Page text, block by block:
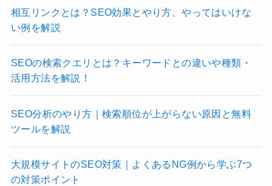
相互リンクとは？SEO効果とやり方、やってはいけな
い例を解説
SEOの検索クエリとは？キーワードとの違いや種類・
活用方法を解説！
SEO分析のやり方｜検索順位が上がらない原因と無料
ツールを解説
大規模サイトのSEO対策｜よくあるNG例から学ぶ7つ
の対策ポイント